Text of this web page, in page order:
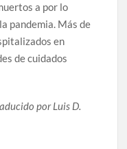
a por lo
pandemia. Más de
en
de cuidados
por Luis D.